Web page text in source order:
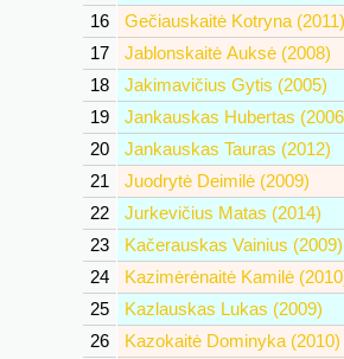
16
Gečiauskaitė Kotryna (2011)
17
Jablonskaitė Auksė (2008)
18
Jakimavičius Gytis (2005)
19
Jankauskas Hubertas
20
Jankauskas Tauras (2012)
21
Juodrytė Deimilė (2009)
22
Jurkevičius Matas (2014)
23
Kačerauskas Vainius (2009)
24
Kazimėrėnaitė Kamilė
25
Kazlauskas Lukas (2009)
26
Kazokaitė Dominyka (2010)